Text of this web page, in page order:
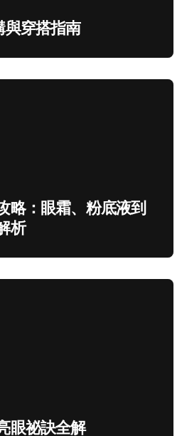
與穿搭指南
略：眼霜、粉底液到
析
眼祕訣全解